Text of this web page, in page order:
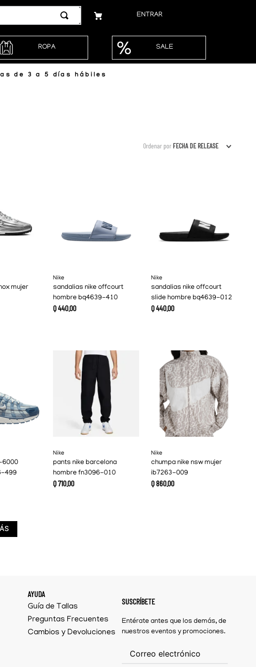
ENTRAR
ROPA SALE
de 3 a 5 días hábiles
Ordenar por FECHA DE RELEASE
mujer
Nike
sandalias nike offcourt
hombre bq4639-410
Q44000
Nike
sandalias nike offcourt
slide hombre bq4639-012
Q44000
6000
499
Nike
pants nike barcelona
hombre fn3096-010
Q71000
Nike
chumpa nike nsw mujer
ib7263-009
Q86000
AYUDA
Guía de Tallas
Preguntas Frecuentes
Cambios y Devoluciones
SUSCRÍBETE
Entérate antes que los demás, de
nuestros eventos y promociones.